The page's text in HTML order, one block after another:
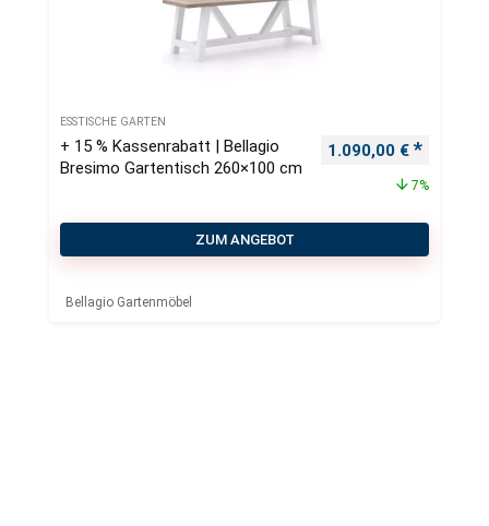
ESSTISCHE GARTEN
+ 15 % Kassenrabatt | Bellagio
Bresimo Gartentisch 260×100 cm
Ursprünglicher
1.090,00 €
7%
ZUM ANGEBOT
Bellagio Gartenmöbel